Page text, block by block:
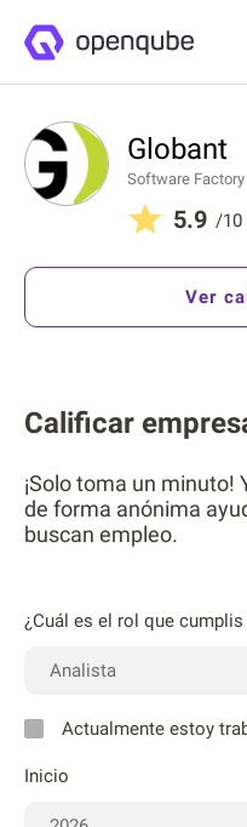
Globant
Software Factory
5.9 /10
Ver
Calificar
¡Solo toma un
de forma anónima
buscan empleo.
¿Cuál es el rol que
Actualmente estoy
Inicio